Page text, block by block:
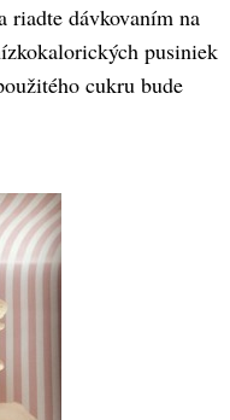
riadte dávkovaním na
pusiniek
cukru bude